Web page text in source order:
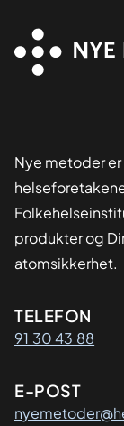
Nye metoder
produkter og
atomsikkerhet.
TELEFON
91 30 43 88
E-POST